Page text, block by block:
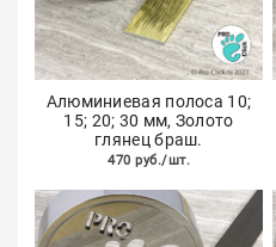
Алюминиевая полоса 10;
15; 20; 30 мм, Золото
глянец браш.
470 руб./шт.